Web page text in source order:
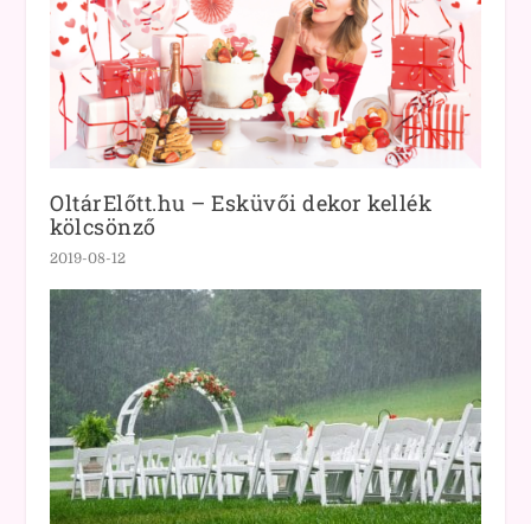
OltárElőtt.hu – Esküvői dekor kellék
kölcsönző
2019-08-12